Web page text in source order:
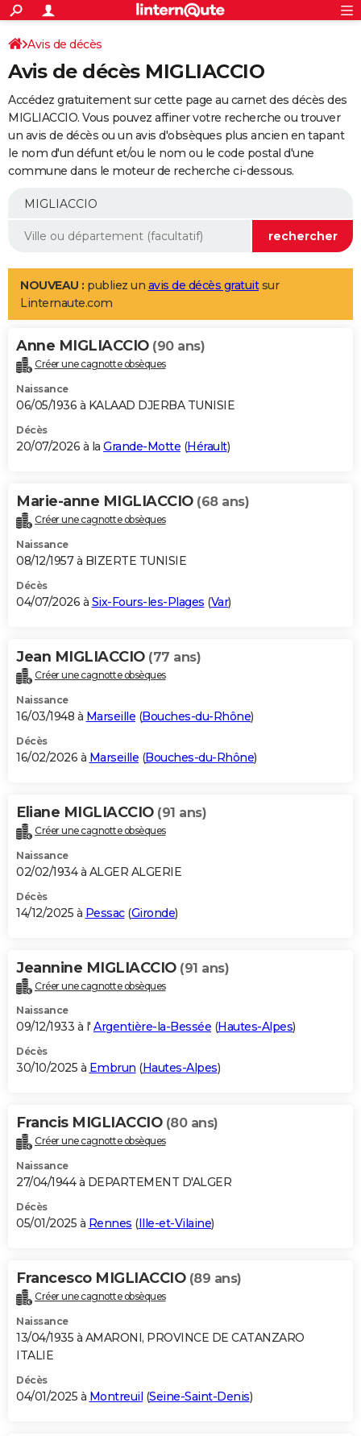
ACTUALITÉS
Politique
Société
Faits Divers
Education
Monde
Villes
+
SPORT
Coupe du monde 2026
Football
Tennis
Cyclisme
Rugby
Forum
Programme TV
TNT
Streaming
Cinéma
Sorties cinéma
Musique
+
FINANCE
Impôts
Immobilier
Risques naturels par ville
Banque
Assurance
Crédit
AUTO
Essais
Réserver un essai
Citadines
Berlines
SUV
Forum auto
+
Mobiles
Meilleur smartphone
Internet
Ordinateurs
Jeux vidéo
Guide high-tech
Aménagement intérieur
LIFESTYLE
Art de vivre
Bien-être
Loisirs
Mode
Modes de vie
Alimentation
Guide de la santé
Maladies
Médicaments
Sommeil
VOYAGE
Destinations
City break
Voyage nature
Voyage de noces
Forum
Climat
+PHOTO
GUIDES D'ACHAT
BONS PLANS
Carte de Noël
Carte Bonne année
Carte Saint-Valentin
Carte Pâques
Carte d'anniversaire
DICTIONNAIRE
Dictionnaire
Biographies
Citations
Expressions
Proverbes
PROGRAMME TV
S'inscrire
Se connecter
Lycées
Collèges
Primaires
Universités
Entreprises
Service militaire
Avis de recherche
AVIS DE DÉCÈS
Bricolage
Lifestyle
Culture
Sport
Auto
Television
Voyage
Cinema
Avis de décès
Avis de décès MIGLIACCIO
Accédez gratuitement sur cette page au carnet des décès des
MIGLIACCIO. Vous pouvez affiner votre recherche ou trouver
un avis de décès ou un avis d'obsèques plus ancien en tapant
le nom d'un défunt et/ou le nom ou le code postal d'une
commune dans le moteur de recherche ci-dessous.
NOUVEAU : publiez un avis de décès gratuitsur
Linternaute.com
Anne MIGLIACCIO (90 ans)
Créer une cagnotte obsèques
Naissance
06/05/1936 à KALAAD DJERBA TUNISIE
Décès
20/07/2026 à la Grande-Motte (Hérault)
Marie-anne MIGLIACCIO (68 ans)
Créer une cagnotte obsèques
Naissance
08/12/1957 à BIZERTE TUNISIE
Décès
04/07/2026 à Six-Fours-les-Plages (Var)
Jean MIGLIACCIO (77 ans)
Créer une cagnotte obsèques
Naissance
16/03/1948 à Marseille (Bouches-du-Rhône)
Décès
16/02/2026 à Marseille (Bouches-du-Rhône)
Eliane MIGLIACCIO (91 ans)
Créer une cagnotte obsèques
Naissance
02/02/1934 à ALGER ALGERIE
Décès
14/12/2025 à Pessac(Gironde)
Jeannine MIGLIACCIO (91 ans)
Créer une cagnotte obsèques
Naissance
09/12/1933 à l' Argentière-la-Bessée (Hautes-Alpes)
Décès
30/10/2025 à Embrun (Hautes-Alpes)
Francis MIGLIACCIO (80 ans)
Créer une cagnotte obsèques
Naissance
27/04/1944 à DEPARTEMENT D'ALGER
Décès
05/01/2025 à Rennes (Ille-et-Vilaine)
Francesco MIGLIACCIO (89 ans)
Créer une cagnotte obsèques
Naissance
13/04/1935 à AMARONI, PROVINCE DE CATANZARO
ITALIE
Décès
04/01/2025 à Montreuil (Seine-Saint-Denis)